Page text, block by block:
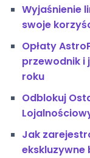
Wyjaśnienie
swoje
Opłaty
przewodnik i
roku
Odblokuj
Jak
ekskluzywne